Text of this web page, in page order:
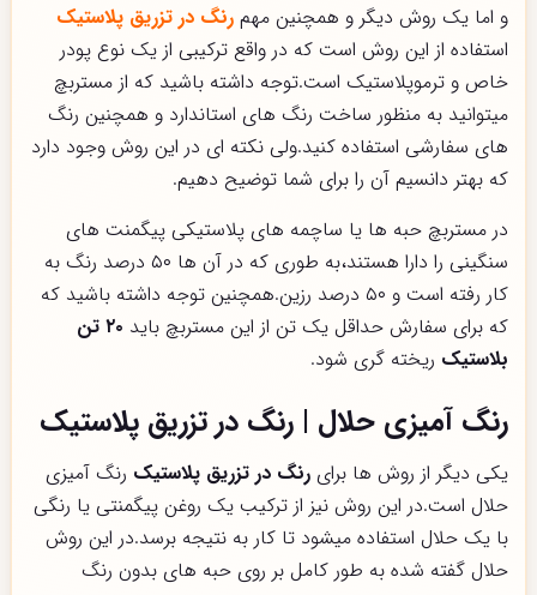
و اما یک روش دیگر و همچنین مهم رنگ در تزریق پلاستیک
استفاده از این روش است که در واقع ترکیبی از یک نوع پودر
خاص و ترموپلاستیک است.توجه داشته باشید که از مستربچ
میتوانید به منظور ساخت رنگ های استاندارد و همچنین رنگ
های سفارشی استفاده کنید.ولی نکته ای در این روش وجود دارد
که بهتر دانسیم آن را برای شما توضیح دهیم.
در مستربچ حبه ها یا ساچمه های پلاستیکی پیگمنت های
سنگینی را دارا هستند،به طوری که در آن ها ۵۰ درصد رنگ به
کار رفته است و ۵۰ درصد رزین.همچنین توجه داشته باشید که
که برای سفارش حداقل یک تن از این مستربچ باید
۲۰ تن
بلاستیک ریخته گری شود.
رنگ آمیزی حلال | رنگ در تزریق پلاستیک
یکی دیگر از روش ها برای رنگ در تزریق پلاستیک رنگ آمیزی
حلال است.در این روش نیز از ترکیب یک روغن پیگمنتی یا رنگی
با یک حلال استفاده میشود تا کار به نتیجه برسد.در این روش
حلال گفته شده به طور کامل بر روی حبه های بدون رنگ